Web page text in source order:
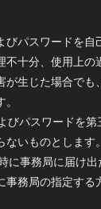
びパスワードを自
不十分、使用上の
が生じた場合でも
びパスワードを第
いものとします。
に事務局に届け
事務局の指定する